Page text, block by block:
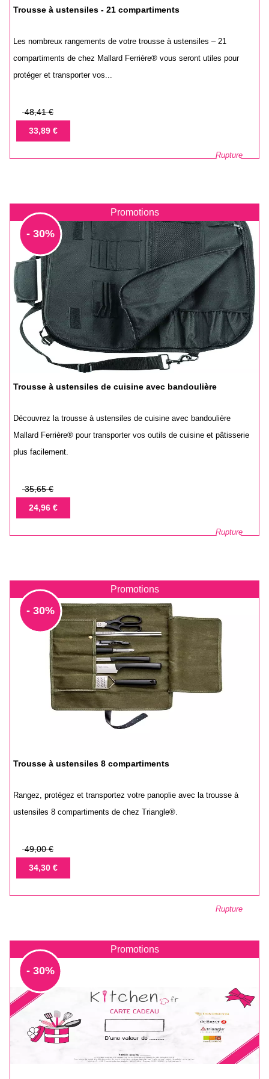
Trousse à ustensiles - 21 compartiments
Les nombreux rangements de votre trousse à ustensiles – 21
compartiments de chez Mallard Ferrière® vous seront utiles pour
protéger et transporter vos...
Prix
base
48,41 €
Prix33,89 €
Rupture
Promotions
- 30%
Trousse à ustensiles de cuisine avec bandoulière
Découvrez la trousse à ustensiles de cuisine avec bandoulière
Mallard Ferrière® pour transporter vos outils de cuisine et pâtisserie
plus facilement.
Prix
base
35,65 €
Prix24,96 €
Rupture
Promotions
- 30%
Trousse à ustensiles 8 compartiments
Rangez, protégez et transportez votre panoplie avec la trousse à
ustensiles 8 compartiments de chez Triangle®.
Prix
base
49,00 €
Prix34,30 €
Rupture
Promotions
- 30%